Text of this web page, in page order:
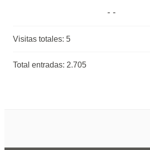
Visitas totales: 5
Total entradas: 2.705